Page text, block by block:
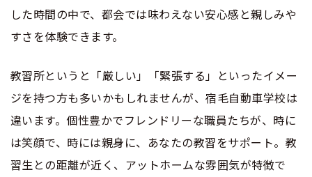
した時間の中で、都会では味わえない安心感と親しみや
すさを体験できます。
教習所というと「厳しい」「緊張する」といったイメー
ジを持つ方も多いかもしれませんが、宿毛自動車学校は
違います。個性豊かでフレンドリーな職員たちが、時に
は笑顔で、時には親身に、あなたの教習をサポート。教
習生との距離が近く、アットホームな雰囲気が特徴で